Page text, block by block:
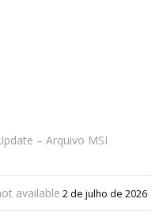
– Arquivo MSI
available 2 de julho de 2026